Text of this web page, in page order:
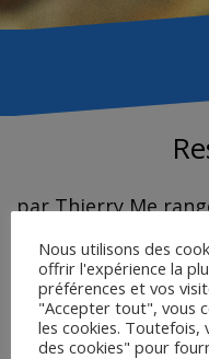
par Thierry Me
LE CINÉASTE ET SON
BIBLIOGRAPHIE
Nous utilisons des
offrir l'expérience la
préférences et vos
"Accepter tout", vous
les cookies. Toutefois,
des cookies" pour